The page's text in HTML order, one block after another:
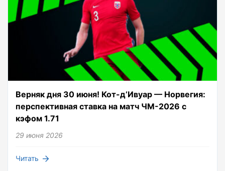
Верняк дня 30 июня! Кот-д’Ивуар — Норвегия:
перспективная ставка на матч ЧМ-2026 с
кэфом 1.71
29 июня 2026
Читать